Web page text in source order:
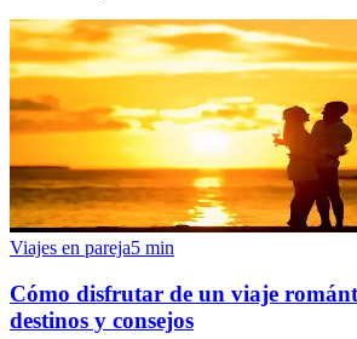
Viajes en pareja5 min
Cómo disfrutar de un viaje
destinos y consejos